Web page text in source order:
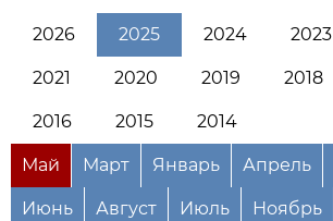
2026 2025 2024 2023
2021 2020 2019 2018
2016 2015 2014
Май Март Январь Апрель
Июнь Август Июль Ноябрь